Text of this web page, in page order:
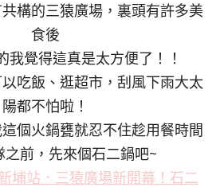
構的三猿廣場，裏頭有許多美
食後
我覺得這真是太方便了！！
吃飯、逛超市，刮風下雨大太
陽都不怕啦！
個火鍋甕就忍不住趁用餐時間
之前，先來個石二鍋吧~
埔站．三猿廣場新開幕！石二